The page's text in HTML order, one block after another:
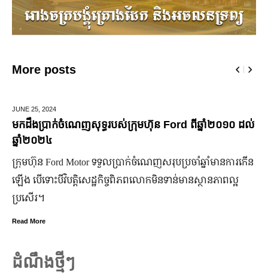
More posts
JUNE 25, 2024
មកដឹងប្រាក់ចំណេញសុទ្ធរបស់ក្រុមហ៊ុន Ford ពីឆ្នាំ២០១០ ដល់
ឆ្នាំ២០២៤
ក្រុមហ៊ុន Ford Motor ទទួលប្រាក់ចំណេញសរុបប្រចាំឆ្នាំមានការកើន
ឡើង បើទោះបីវិបត្តិសេដ្ឋកិច្ចពិភពលោកមិនទាន់មានស្ថានភាពល្អ
ប្រសើរ។
Read More
ដំណឹងថ្មីៗ